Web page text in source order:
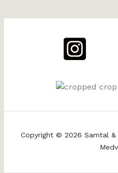
Copyright © 2026 Samtal &